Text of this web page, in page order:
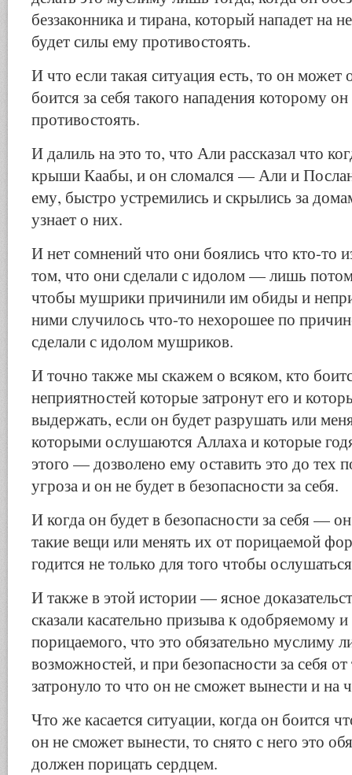
беззаконника и тирана, который нападет на
будет силы ему противостоять.
И что если такая ситуация есть, то он может
боится за себя такого нападения которому
противостоять.
И далиль на это то, что Али рассказал что
крыши Каабы, и он сломался — Али и
ему, быстро устремились и скрылись за
узнает о них.
И нет сомнений что они боялись что кто-то
том, что они сделали с идолом — лишь
чтобы мушрики причинили им обиды и
ними случилось что-то нехорошее по
сделали с идолом мушриков.
И точно также мы скажем о всяком, кто
неприятностей которые затронут его и
выдержать, если он будет разрушать или
которыми ослушаются Аллаха и которые
этого — дозволено ему оставить это до тех
угроза и он не будет в безопасности за себя.
И когда он будет в безопасности за себя —
такие вещи или менять их от порицаемой
годится не только для того чтобы
И также в этой истории — ясное
сказали касательно призыва к одобряемому и
порицаемого, что это обязательно муслиму
возможностей, и при безопасности за себя
затронуло то что он не сможет вынести и на
Что же касается ситуации, когда он боится
он не сможет вынести, то снято с него это
должен порицать сердцем.